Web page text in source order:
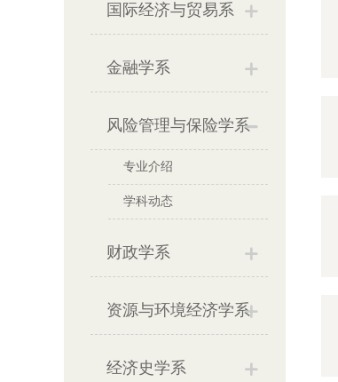
国际经济与贸易系
金融学系
风险管理与保险学系
专业介绍
学科动态
财政学系
资源与环境经济学系
经济史学系